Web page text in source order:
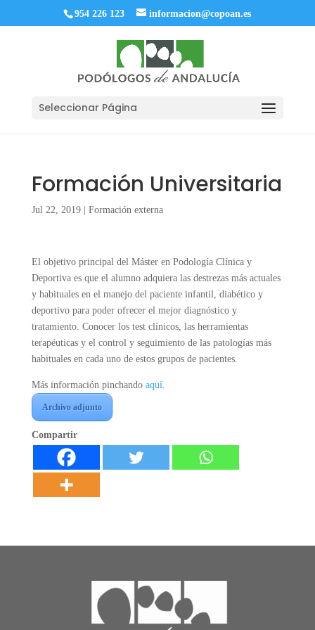
954 226 123 informacion@copoan.es
Seleccionar Página
Formación Universitaria
Jul 22, 2019| Formación externa
El objetivo principal del Máster en Podología Clínica y
Deportiva es que el alumno adquiera las destrezas más actuales
y habituales en el manejo del paciente infantil, diabético y
deportivo para poder ofrecer el mejor diagnóstico y
tratamiento. Conocer los test clínicos, las herramientas
terapéuticas y el control y seguimiento de las patologías más
habituales en cada uno de estos grupos de pacientes.
Más información pinchando aquí.
Archivo adjunto
Compartir